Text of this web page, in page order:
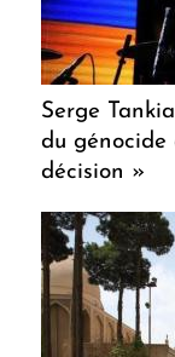
Serge
du
décision »